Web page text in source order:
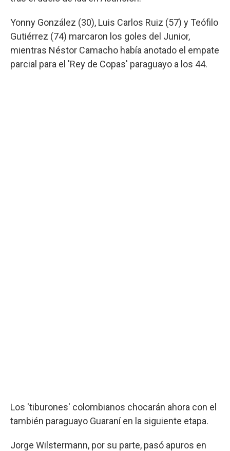
Yonny González (30), Luis Carlos Ruiz (57) y Teófilo
Gutiérrez (74) marcaron los goles del Junior,
mientras Néstor Camacho había anotado el empate
parcial para el 'Rey de Copas' paraguayo a los 44.
Los 'tiburones' colombianos chocarán ahora con el
también paraguayo Guaraní en la siguiente etapa.
Jorge Wilstermann, por su parte, pasó apuros en